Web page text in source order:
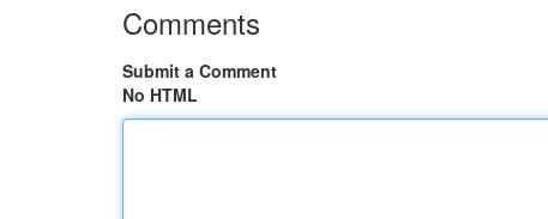
Comments
Submit a Comment
No HTML